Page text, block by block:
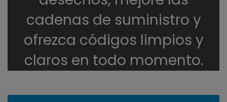
cadenas de suministro y
ofrezca códigos limpios y
claros en todo momento.